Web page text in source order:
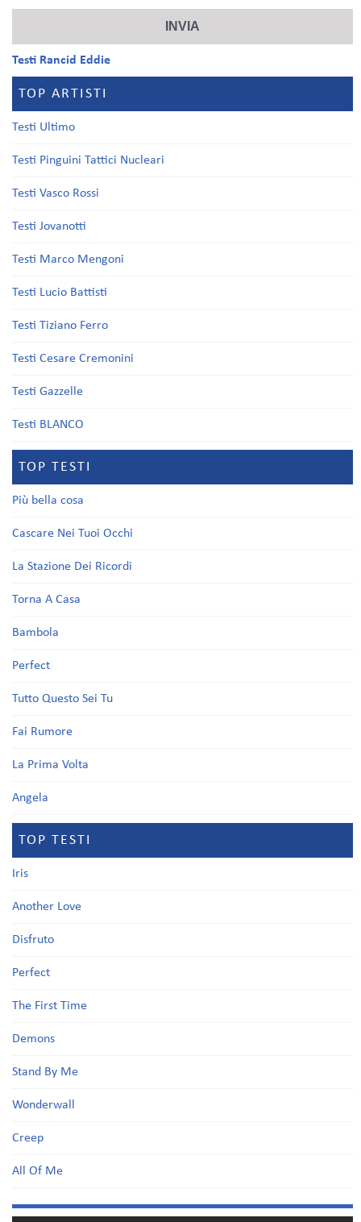
Testi Rancid Eddie
TOP ARTISTI
Testi Ultimo
Testi Pinguini Tattici Nucleari
Testi Vasco Rossi
Testi Jovanotti
Testi Marco Mengoni
Testi Lucio Battisti
Testi Tiziano Ferro
Testi Cesare Cremonini
Testi Gazzelle
Testi BLANCO
TOP TESTI
Più bella cosa
Cascare Nei Tuoi Occhi
La Stazione Dei Ricordi
Torna A Casa
Bambola
Perfect
Tutto Questo Sei Tu
Fai Rumore
La Prima Volta
Angela
TOP TESTI
Iris
Another Love
Disfruto
Perfect
The First Time
Demons
Stand By Me
Wonderwall
Creep
All Of Me